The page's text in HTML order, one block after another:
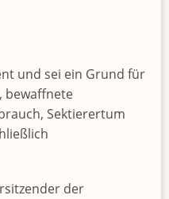
und sei ein Grund für
bewaffnete
Sektierertum
der